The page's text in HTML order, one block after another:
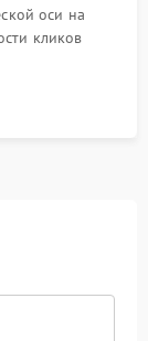
оси на
кликов
прицела на
к отдаче и